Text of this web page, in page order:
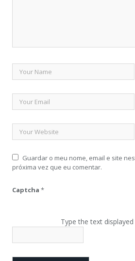
Guardar o meu nome, email e site
próxima vez que eu comentar.
Captcha *
Type the text displayed